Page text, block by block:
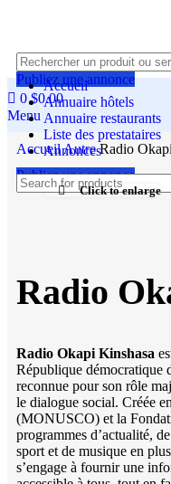
Publiez une annonce
0$0.00
Menu
Publiez une annonce
Accueil
Annuaire hôtels
Annuaire restaurants
Liste des prestataires
Annonces
AccueilAutreRadio
Click to enlarge
Radio
Radio Okapi Kinshasa
République démocratique
reconnue pour son rôle
le dialogue social. Créée
(MONUSCO) et la
programmes d’actualité,
sport et de musique en
s’engage à fournir une